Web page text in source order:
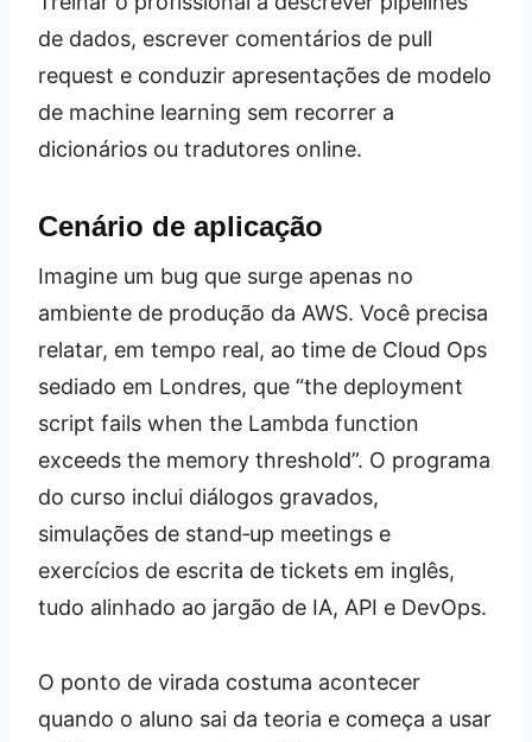
de dados, escrever comentários de pull
request e conduzir apresentações de modelo
de machine learning sem recorrer a
dicionários ou tradutores online.
Cenário de aplicação
Imagine um bug que surge apenas no
ambiente de produção da AWS. Você precisa
relatar, em tempo real, ao time de Cloud Ops
sediado em Londres, que “the deployment
script fails when the Lambda function
exceeds the memory threshold”. O programa
do curso inclui diálogos gravados,
simulações de stand‑up meetings e
exercícios de escrita de tickets em inglês,
tudo alinhado ao jargão de IA, API e DevOps.
O ponto de virada costuma acontecer
quando o aluno sai da teoria e começa a usar